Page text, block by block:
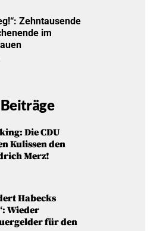
Zehntausende
im
Die CDU
Kulissen den
Merz!
Habecks
Wieder
für den